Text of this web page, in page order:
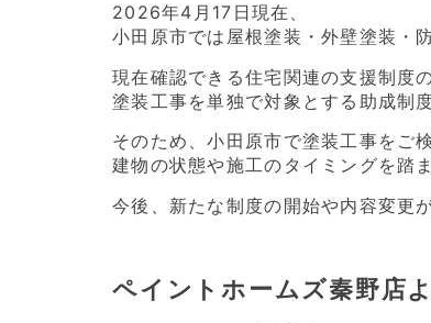
2026年4月17日現在、
小田原市では屋根塗装・外壁塗装・
現在確認できる住宅関連の支援制度
塗装工事を単独で対象とする助成制
そのため、小田原市で塗装工事をご
建物の状態や施工のタイミングを踏
今後、新たな制度の開始や内容変更
ペイントホームズ秦野店